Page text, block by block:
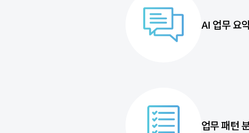
AI 업무 요
업무 패턴